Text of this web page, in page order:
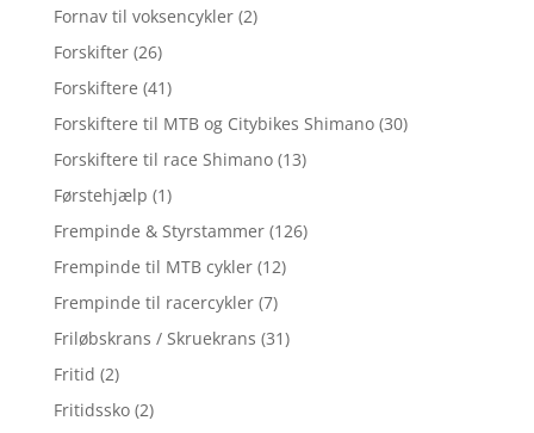
Fornav til voksencykler (2)
Forskifter (26)
Forskiftere (41)
Forskiftere til MTB og Citybikes Shimano (30)
Forskiftere til race Shimano (13)
Førstehjælp (1)
Frempinde & Styrstammer (126)
Frempinde til MTB cykler (12)
Frempinde til racercykler (7)
Friløbskrans / Skruekrans (31)
Fritid (2)
Fritidssko (2)